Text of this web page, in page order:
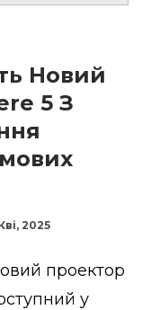
Новий
5 З
2025
проектор
у